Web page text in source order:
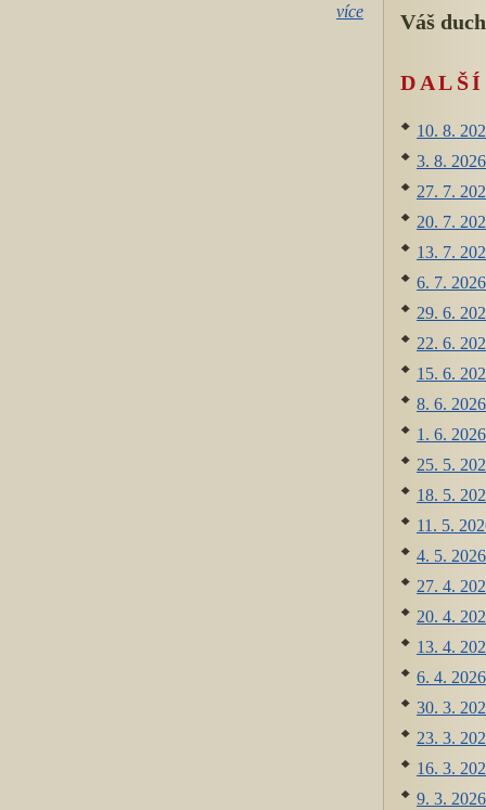
Váš
10. 8.
3. 8.
27. 7.
20. 7.
13. 7.
6. 7.
29. 6.
22. 6.
15. 6.
8. 6.
1. 6.
25. 5.
18. 5.
11. 5.
4. 5.
27. 4.
20. 4.
13. 4.
6. 4.
30. 3.
23. 3.
16. 3.
9. 3.
více